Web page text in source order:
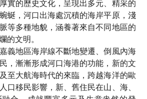
實的歷史文化，呈現出多元、精采的
蜒，河口出海處沉積的海岸平原，淺
等多種地貌，涵養著來自不同地區的
的文明。
義地區海岸線不斷地變遷、倒風內海
，漸漸形成河口海港的功能，新的文
至大航海時代的來臨，跨越海洋的歐
口移民影響，新、舊住民在山、海、